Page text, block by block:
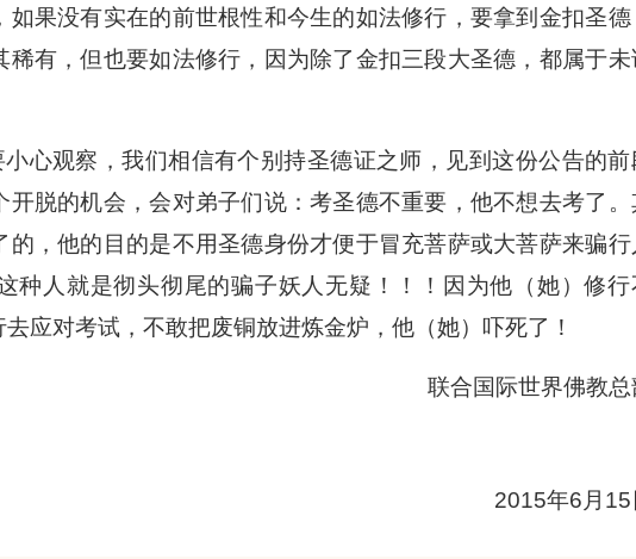
果没有实在的前世根性和今生的如法修行，要拿到金扣圣德
稀有，但也要如法修行，因为除了金扣三段大圣德，都属于未
观察，我们相信有个别持圣德证之师，见到这份公告的前
脱的机会，会对弟子们说：考圣德不重要，他不想去考了。
的，他的目的是不用圣德身份才便于冒充菩萨或大菩萨来骗行
种人就是彻头彻尾的骗子妖人无疑！！！因为他（她）修行
应对考试，不敢把废铜放进炼金炉，他（她）吓死了！
联合国际世界佛教总
2015年6月15